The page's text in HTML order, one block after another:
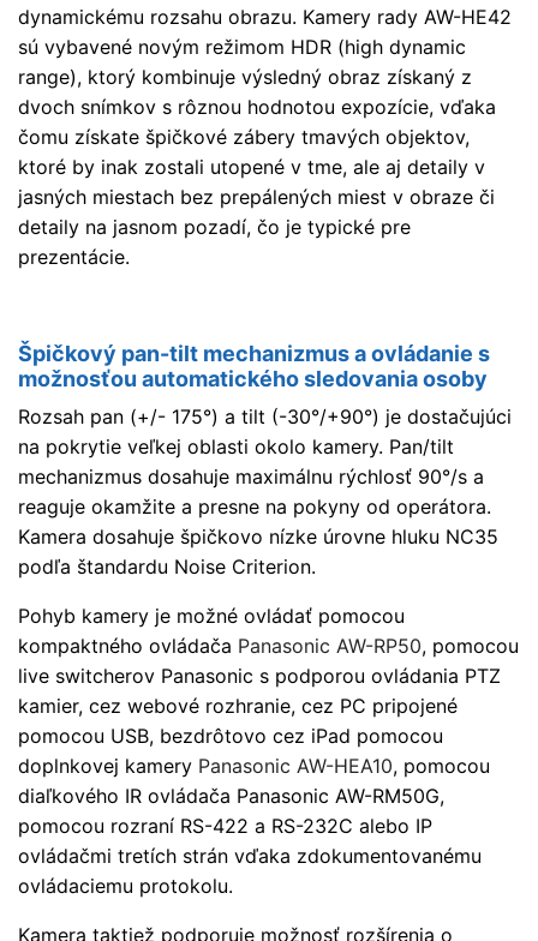
dynamickému rozsahu obrazu. Kamery rady AW-HE42
sú vybavené novým režimom HDR (high dynamic
range), ktorý kombinuje výsledný obraz získaný z
dvoch snímkov s rôznou hodnotou expozície, vďaka
čomu získate špičkové zábery tmavých objektov,
ktoré by inak zostali utopené v tme, ale aj detaily v
jasných miestach bez prepálených miest v obraze či
detaily na jasnom pozadí, čo je typické pre
prezentácie.
Špičkový pan-tilt mechanizmus a ovládanie s
možnosťou automatického sledovania osoby
Rozsah pan (+/- 175°) a tilt (-30°/+90°) je dostačujúci
na pokrytie veľkej oblasti okolo kamery. Pan/tilt
mechanizmus dosahuje maximálnu rýchlosť 90°/s a
reaguje okamžite a presne na pokyny od operátora.
Kamera dosahuje špičkovo nízke úrovne hluku NC35
podľa štandardu Noise Criterion.
Pohyb kamery je možné ovládať pomocou
kompaktného ovládača Panasonic AW-RP50, pomocou
live switcherov Panasonic s podporou ovládania PTZ
kamier, cez webové rozhranie, cez PC pripojené
pomocou USB, bezdrôtovo cez iPad pomocou
doplnkovej kamery Panasonic AW-HEA10, pomocou
diaľkového IR ovládača Panasonic AW-RM50G,
pomocou rozraní RS-422 a RS-232C alebo IP
ovládačmi tretích strán vďaka zdokumentovanému
ovládaciemu protokolu.
Kamera taktiež podporuje možnosť rozšírenia o